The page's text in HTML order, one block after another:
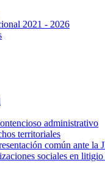
2021 - 2026
administrativo
territoriales
común ante la
sociales en litigio